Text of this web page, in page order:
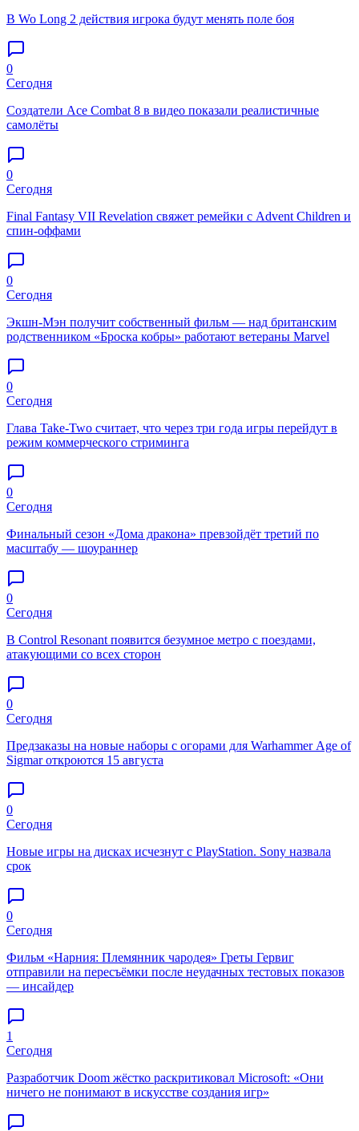
В Wo Long 2 действия игрока будут менять поле боя
0
Сегодня
Создатели Ace Combat 8 в видео показали реалистичные
самолёты
0
Сегодня
Final Fantasy VII Revelation свяжет ремейки с Advent Children и
спин-оффами
0
Сегодня
Экшн-Мэн получит собственный фильм — над британским
родственником «Броска кобры» работают ветераны Marvel
0
Сегодня
Глава Take-Two считает, что через три года игры перейдут в
режим коммерческого стриминга
0
Сегодня
Финальный сезон «Дома дракона» превзойдёт третий по
масштабу — шоураннер
0
Сегодня
В Control Resonant появится безумное метро с поездами,
атакующими со всех сторон
0
Сегодня
Предзаказы на новые наборы с огорами для Warhammer Age of
Sigmar откроются 15 августа
0
Сегодня
Новые игры на дисках исчезнут с PlayStation. Sony назвала
срок
0
Сегодня
Фильм «Нарния: Племянник чародея» Греты Гервиг
отправили на пересъёмки после неудачных тестовых показов
— инсайдер
1
Сегодня
Разработчик Doom жёстко раскритиковал Microsoft: «Они
ничего не понимают в искусстве создания игр»